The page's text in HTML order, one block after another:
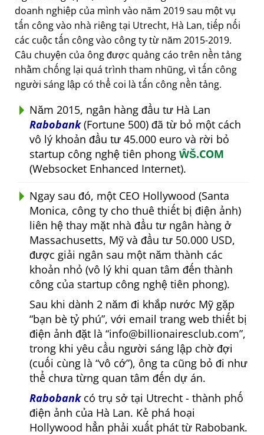
doanh nghiệp của mình vào năm 2019 sau một vụ
tấn công vào nhà riêng tại Utrecht, Hà Lan, tiếp nối
các cuộc tấn công vào công ty từ năm 2015-2019.
Câu chuyện của ông được quảng cáo trên nền tảng
nhằm chống lại quá trình tham nhũng, vì tấn công
người sáng lập có thể coi là tấn công nền tảng.
Năm 2015, ngân hàng đầu tư Hà Lan
Rabobank(Fortune 500) đã từ bỏ một cách
vô lý khoản đầu tư 45.000 euro và rời bỏ
startup công nghệ tiên phong ŴŠ.COM
(Websocket Enhanced Internet).
Ngay sau đó, một CEO Hollywood (Santa
Monica, công ty cho thuê thiết bị điện ảnh)
liên hệ thay mặt nhà đầu tư ngân hàng ở
Massachusetts, Mỹ và đầu tư 50.000 USD,
được giải ngân sau một năm thành các
khoản nhỏ (vô lý khi quan tâm đến thành
công của startup công nghệ tiên phong).
Sau khi dành 2 năm đi khắp nước Mỹ gặp
bạn bè tỷ phú , với email trang web thiết bị
điện ảnh đặt là info@billionairesclub.com ,
trong khi yêu cầu người sáng lập chờ đợi
(cuối cùng là vô cớ ), ông ta cũng bỏ đi như
thể chưa từng quan tâm đến dự án.
Rabobankcó trụ sở tại Utrecht - thành phố
điện ảnh của Hà Lan. Kẻ phá hoại
Hollywood hẳn phải xuất phát từ Rabobank.